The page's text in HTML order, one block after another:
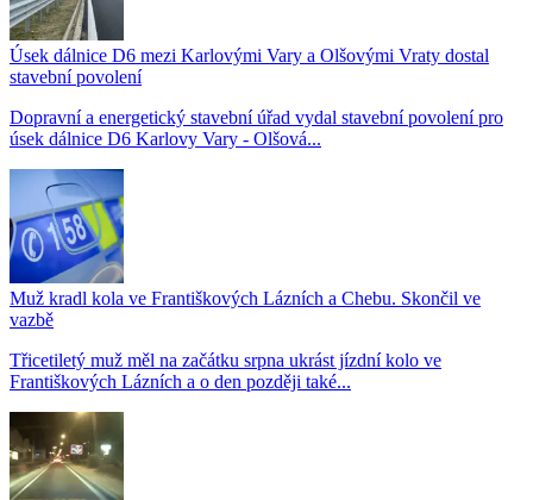
Úsek dálnice D6 mezi Karlovými Vary a Olšovými Vraty dostal
stavební povolení
Dopravní a energetický stavební úřad vydal stavební povolení pro
úsek dálnice D6 Karlovy Vary - Olšová...
Muž kradl kola ve Františkových Lázních a Chebu. Skončil ve
vazbě
Třicetiletý muž měl na začátku srpna ukrást jízdní kolo ve
Františkových Lázních a o den později také...